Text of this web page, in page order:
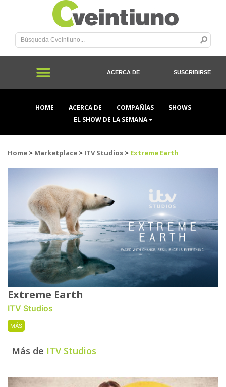
ACERCA DE SUSCRIBIRSE
HOME ACERCA DE COMPAÑÍAS
SHOWS
EL SHOW DE LA SEMANA
Home > Marketplace > ITV Studios > Extreme Earth
Extreme Earth
ITV Studios
MÁS
Más de ITV Studios